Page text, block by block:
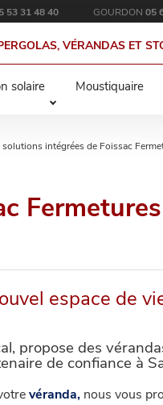
53 31 48 40 GOURDON05
VÉRANDAS ET
solaire Moustiquaire
solutions intégrées de Foissac
espace de
propose des
de confiance à
véranda,nous vous